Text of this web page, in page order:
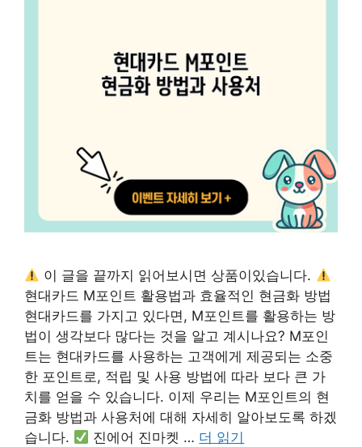
이 글을 끝까지 읽어보시면 상품이있습니다.
현대카드 M포인트 활용법과 효율적인 현금화 방법
현대카드를 가지고 있다면, M포인트를 활용하는 방
법이 생각보다 많다는 것을 알고 계시나요? M포인
트는 현대카드를 사용하는 고객에게 제공되는 소중
한 포인트로, 적립 및 사용 방법에 따라 보다 큰 가
치를 얻을 수 있습니다. 이제 우리는 M포인트의 현
금화 방법과 사용처에 대해 자세히 알아보도록 하겠
습니다.
진에어 진마켓 … 더 읽기